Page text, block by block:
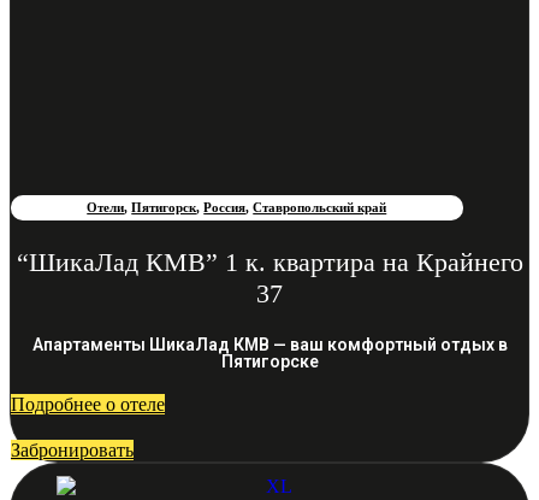
Отели,Пятигорск,Россия,Ставропольский край
“ШикаЛад КМВ” 1 к. квартира на Крайнего
37
Апартаменты ШикаЛад КМВ — ваш комфортный отдых в
Пятигорске
Подробнее о отеле
Забронировать